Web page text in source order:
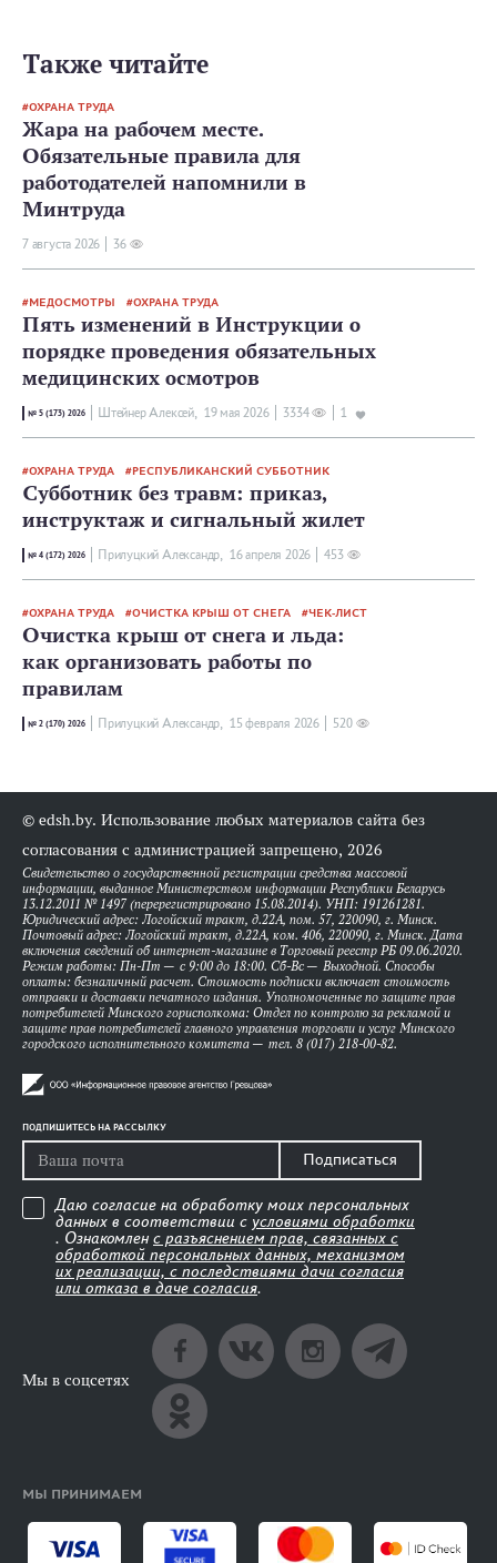
Также читайте
ОХРАНА ТРУДА
Жара на рабочем месте.
Обязательные правила для
работодателей напомнили в
Минтруда
7 августа 2026 36
МЕДОСМОТРЫ ОХРАНА ТРУДА
Пять изменений в Инструкции о
порядке проведения обязательных
медицинских осмотров
№ 5 (173) 2026 Штейнер Алексей, 19 мая 2026 3334 1
ОХРАНА ТРУДА РЕСПУБЛИКАНСКИЙ СУББОТНИК
Субботник без травм: приказ,
инструктаж и сигнальный жилет
№ 4 (172) 2026 Прилуцкий Александр, 16 апреля 2026 453
ОХРАНА ТРУДА ОЧИСТКА КРЫШ ОТ СНЕГА ЧЕК-ЛИСТ
Очистка крыш от снега и льда:
как организовать работы по
правилам
№ 2 (170) 2026 Прилуцкий Александр, 15 февраля 2026 520
© edsh.by. Использование любых материалов сайта без
согласования с администрацией запрещено, 2026
Свидетельство о государственной регистрации средства массовой
информации, выданное Министерством информации Республики Беларусь
13.12.2011 № 1497 (перерегистрировано 15.08.2014). УНП: 191261281.
Юридический адрес: Логойский тракт, д.22А, пом. 57, 220090, г. Минск.
Почтовый адрес: Логойский тракт, д.22А, ком. 406, 220090, г. Минск. Дата
включения сведений об интернет-магазине в Торговый реестр РБ 09.06.2020.
Режим работы: Пн-Пт — с 9:00 до 18:00. Сб-Вс — Выходной. Способы
оплаты: безналичный расчет. Стоимость подписки включает стоимость
отправки и доставки печатного издания. Уполномоченные по защите прав
потребителей Минского горисполкома: Отдел по контролю за рекламой и
защите прав потребителей главного управления торговли и услуг Минского
городского исполнительного комитета — тел. 8 (017) 218-00-82.
ПОДПИШИТЕСЬ НА РАССЫЛКУ
Подписаться
Даю согласие на обработку моих персональных
данных в соответствии с условиями обработки
. Ознакомлен с разъяснением прав, связанных с
обработкой персональных данных, механизмом
их реализации, с последствиями дачи согласия
или отказа в даче согласия.
Мы в соцсетях
МЫ ПРИНИМАЕМ